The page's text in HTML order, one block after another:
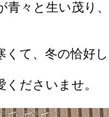
青々と生い茂り
くて、冬の恰好
ださいませ。